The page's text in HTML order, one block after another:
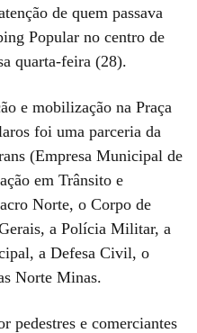
de quem passava
Popular no centro de
quarta-feira (28).
e mobilização na Praça
foi uma parceria da
(Empresa Municipal de
em Trânsito e
Norte, o Corpo de
a Polícia Militar, a
a Defesa Civil, o
Norte Minas.
pedestres e comerciantes